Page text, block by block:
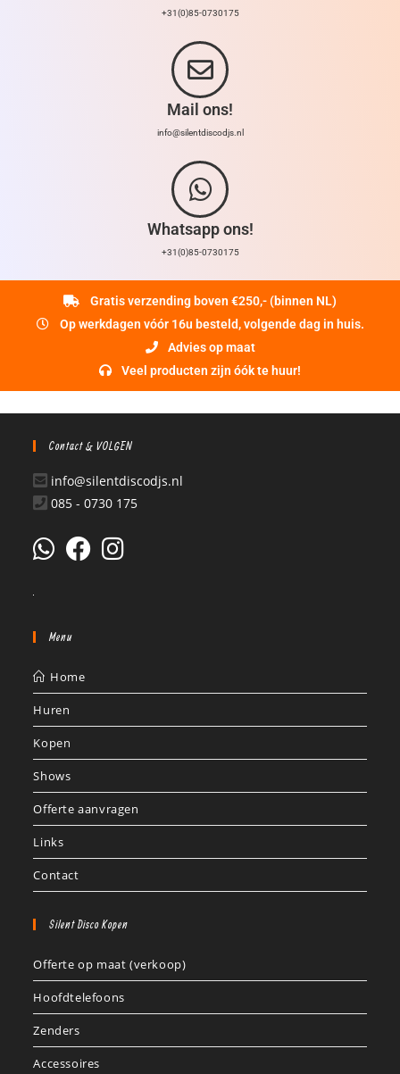
+31(0)85-0730175
Mail ons!
info@silentdiscodjs.nl
Whatsapp ons!
+31(0)85-0730175
Gratis verzending boven €250,- (binnen NL)
Op werkdagen vóór 16u besteld, volgende dag in huis.
Advies op maat
Veel producten zijn óók te huur!
Contact & VOLGEN
info@silentdiscodjs.nl
085 - 0730 175
Menu
Home
Huren
Kopen
Shows
Offerte aanvragen
Links
Contact
Silent Disco Kopen
Offerte op maat (verkoop)
Hoofdtelefoons
Zenders
Accessoires